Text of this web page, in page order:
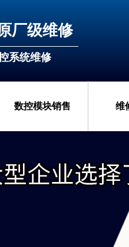
数控模块销售 维
系统维修
厂级维修